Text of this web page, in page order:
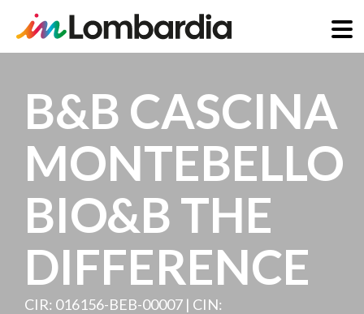
contenuto
principale
B&B CASCINA
MONTEBELLO
BIO&B THE
DIFFERENCE
CIR: 016156-BEB-00007 | CIN: